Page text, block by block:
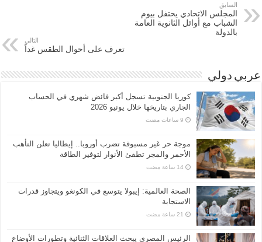
السابق
المجلس الاتحادي يحتفل بيوم
الشباب مع أوائل الثانوية العامة
بالدولة
التالي
تعرف على أحوال الطقس غداً
عربي دولي
كوريا الجنوبية تسجل أكبر فائض شهري في الحساب
الجاري بتاريخها خلال يونيو 2026
موجة حر غير مسبوقة تضرب أوروبا.. إيطاليا تعلن التأهب
الأحمر والمجر تطفئ الأنوار لتوفير الطاقة
الصحة العالمية: إيبولا يتوسع في الكونغو ويتجاوز قدرات
الاستجابة
الرئيس المصري يبحث العلاقات الثنائية وتطورات الأوضاع